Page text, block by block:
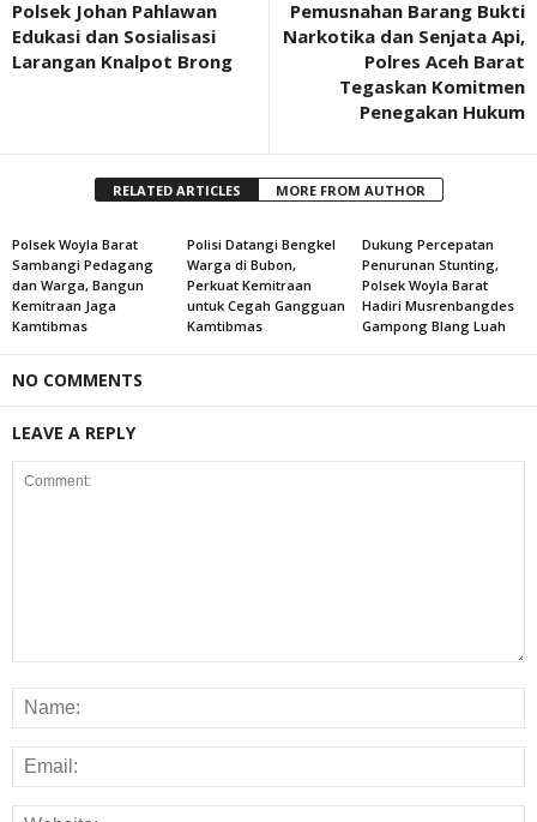
Polsek Johan Pahlawan
Edukasi dan Sosialisasi
Larangan Knalpot Brong
Pemusnahan Barang Bukti
Narkotika dan Senjata Api,
Polres Aceh Barat
Tegaskan Komitmen
Penegakan Hukum
RELATED ARTICLES MORE FROM AUTHOR
Polsek Woyla Barat
Sambangi Pedagang
dan Warga, Bangun
Kemitraan Jaga
Kamtibmas
Polisi Datangi Bengkel
Warga di Bubon,
Perkuat Kemitraan
untuk Cegah Gangguan
Kamtibmas
Dukung Percepatan
Penurunan Stunting,
Polsek Woyla Barat
Hadiri Musrenbangdes
Gampong Blang Luah
NO COMMENTS
LEAVE A REPLY